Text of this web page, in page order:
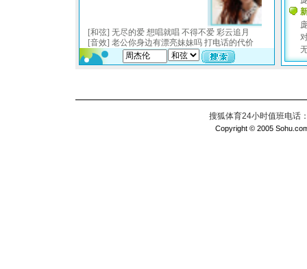
搜狐体育24小时值班电话
Copyright © 2005